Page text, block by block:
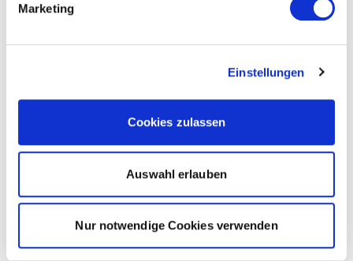
Marketing
Einstellungen
Cookies zulassen
Auswahl erlauben
Nur notwendige Cookies verwenden